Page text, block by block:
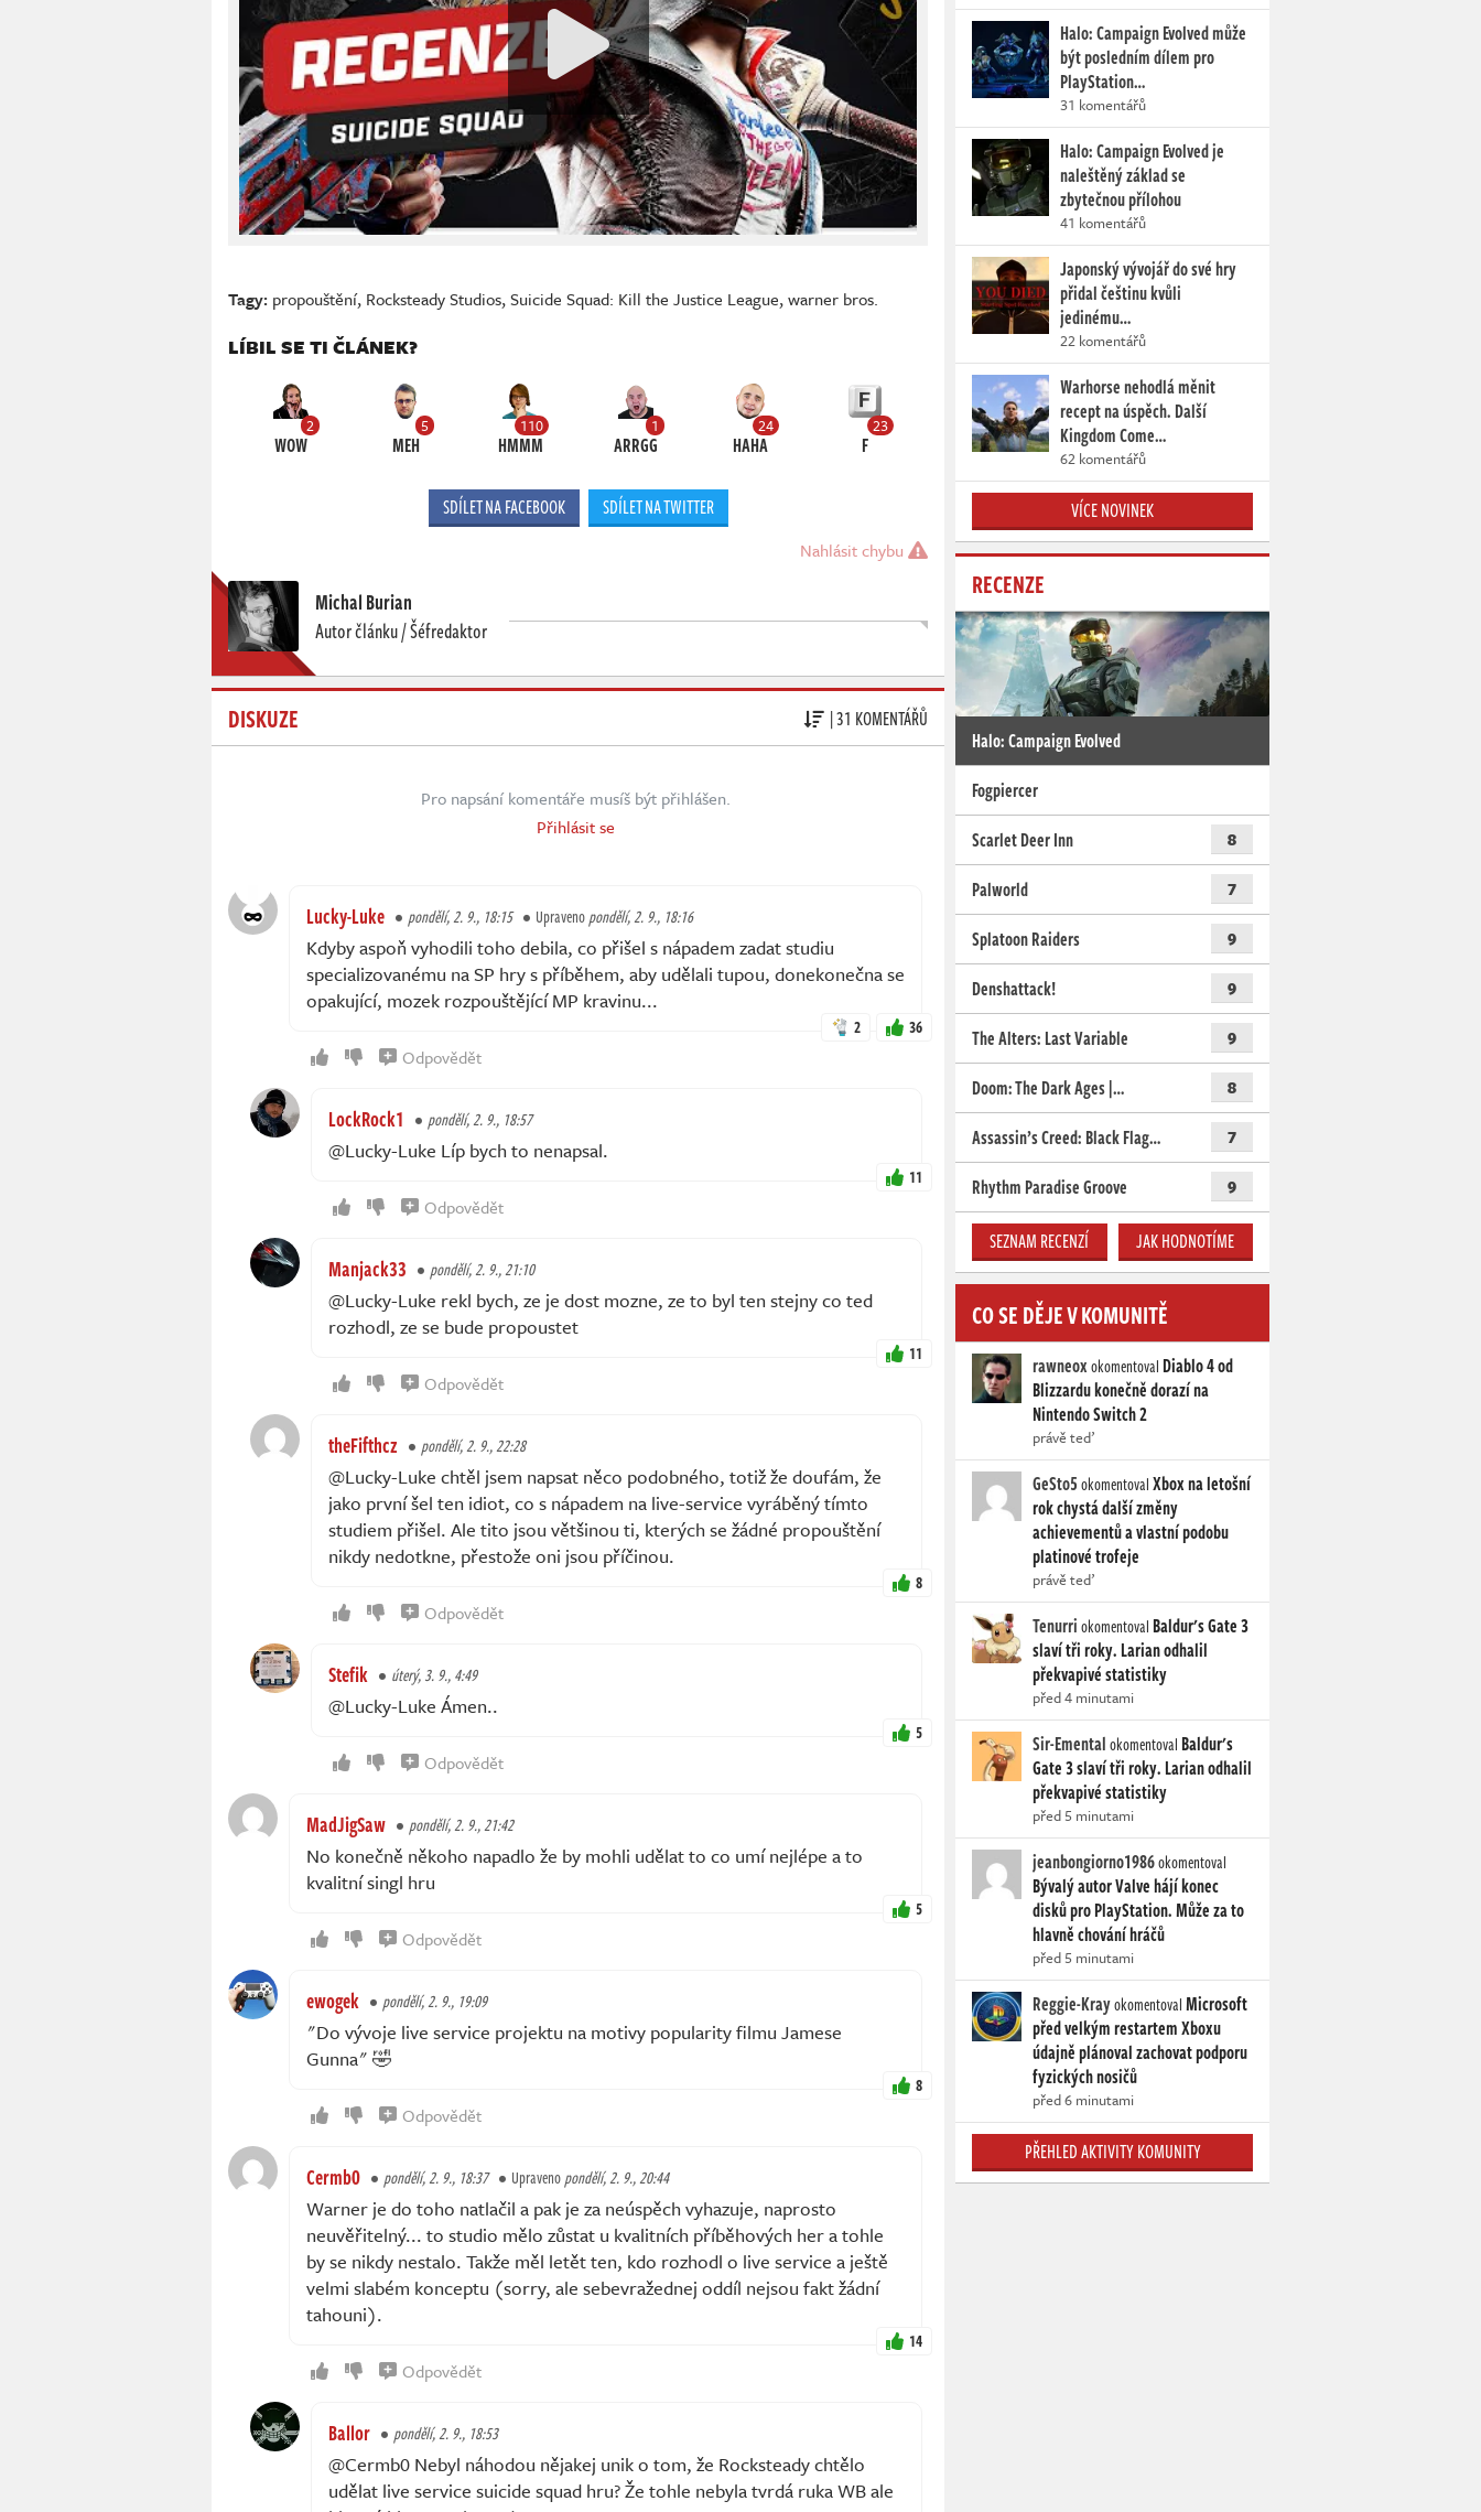
Tagy: propouštění, Rocksteady Studios,Suicide Squad: Kill the Justice League,warner bros.
LÍBIL SE TI ČLÁNEK?
2
WOW
5
MEH
110
HMMM
1
ARRGG
24
HAHA
23
F
SDÍLET NA FACEBOOK SDÍLET NA TWITTER
Nahlásit chybu
Michal Burian
Autor článku / Šéfredaktor
DISKUZE | 31 KOMENTÁŘŮ
Pro napsání komentáře musíš být přihlášen.
Přihlásit se
Lucky-Luke pondělí, 2. 9., 18:15 Upravenopondělí, 2. 9., 18:16
Kdyby aspoň vyhodili toho debila, co přišel s nápadem zadat studiu
specializovanému na SP hry s příběhem, aby udělali tupou, donekonečna se
opakující, mozek rozpouštějící MP kravinu...
2 36
Odpovědět
LockRock1 pondělí, 2. 9., 18:57
@Lucky-Luke Líp bych to nenapsal.
11
Odpovědět
Manjack33 pondělí, 2. 9., 21:10
@Lucky-Luke rekl bych, ze je dost mozne, ze to byl ten stejny co ted
rozhodl, ze se bude propoustet
11
Odpovědět
theFifthcz pondělí, 2. 9., 22:28
@Lucky-Luke chtěl jsem napsat něco podobného, totiž že doufám, že
jako první šel ten idiot, co s nápadem na live-service vyráběný tímto
studiem přišel. Ale tito jsou většinou ti, kterých se žádné propouštění
nikdy nedotkne, přestože oni jsou příčinou.
8
Odpovědět
Stefik úterý, 3. 9., 4:49
@Lucky-Luke Ámen..
5
Odpovědět
MadJigSaw pondělí, 2. 9., 21:42
No konečně někoho napadlo že by mohli udělat to co umí nejlépe a to
kvalitní singl hru
5
Odpovědět
ewogek pondělí, 2. 9., 19:09
"Do vývoje live service projektu na motivy popularity filmu Jamese
Gunna" 🤣
8
Odpovědět
Cermb0 pondělí, 2. 9., 18:37 Upravenopondělí, 2. 9., 20:44
Warner je do toho natlačil a pak je za neúspěch vyhazuje, naprosto
neuvěřitelný... to studio mělo zůstat u kvalitních příběhových her a tohle
by se nikdy nestalo. Takže měl letět ten, kdo rozhodl o live service a ještě
velmi slabém konceptu (sorry, ale sebevražednej oddíl nejsou fakt žádní
tahouni).
14
Odpovědět
Ballor pondělí, 2. 9., 18:53
@Cermb0 Nebyl náhodou nějakej unik o tom, že Rocksteady chtělo
udělat live service suicide squad hru? Že tohle nebyla tvrdá ruka WB ale
Halo: Campaign Evolved může
být posledním dílem pro
PlayStation…
31 komentářů
Halo: Campaign Evolved je
naleštěný základ se
zbytečnou přílohou
41 komentářů
Japonský vývojář do své hry
přidal češtinu kvůli
jedinému…
22 komentářů
Warhorse nehodlá měnit
recept na úspěch. Další
Kingdom Come…
62 komentářů
VÍCE NOVINEK
RECENZE
Halo: Campaign Evolved
Fogpiercer
Scarlet Deer Inn
8
Palworld 7
Splatoon Raiders 9
Denshattack! 9
The Alters: Last Variable 9
Doom: The Dark Ages |… 8
Assassin’s Creed: Black Flag… 7
Rhythm Paradise Groove 9
SEZNAM RECENZÍ JAK HODNOTÍME
CO SE DĚJE V KOMUNITĚ
rawneoxokomentoval Diablo 4 od
Blizzardu konečně dorazí na
Nintendo Switch 2
právě teď
GeSto5okomentovalXbox na letošní
rok chystá další změny
achievementů a vlastní podobu
platinové trofeje
právě teď
Tenurriokomentoval Baldur's Gate 3
slaví tři roky. Larian odhalil
překvapivé statistiky
před 4 minutami
Sir-Ementalokomentoval Baldur's
Gate 3 slaví tři roky. Larian odhalil
překvapivé statistiky
před 5 minutami
jeanbongiorno1986okomentoval
Bývalý autor Valve hájí konec
disků pro PlayStation. Může za to
hlavně chování hráčů
před 5 minutami
Reggie-KrayokomentovalMicrosoft
před velkým restartem Xboxu
údajně plánoval zachovat podporu
fyzických nosičů
před 6 minutami
PŘEHLED AKTIVITY KOMUNITY